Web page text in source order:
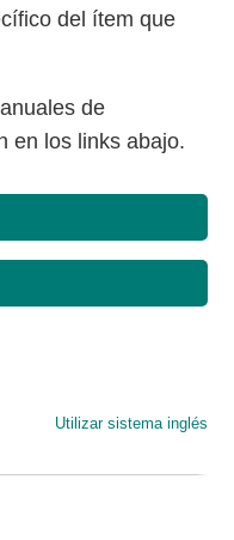
del ítem que
de
en los links abajo.
Utilizar sistema inglés